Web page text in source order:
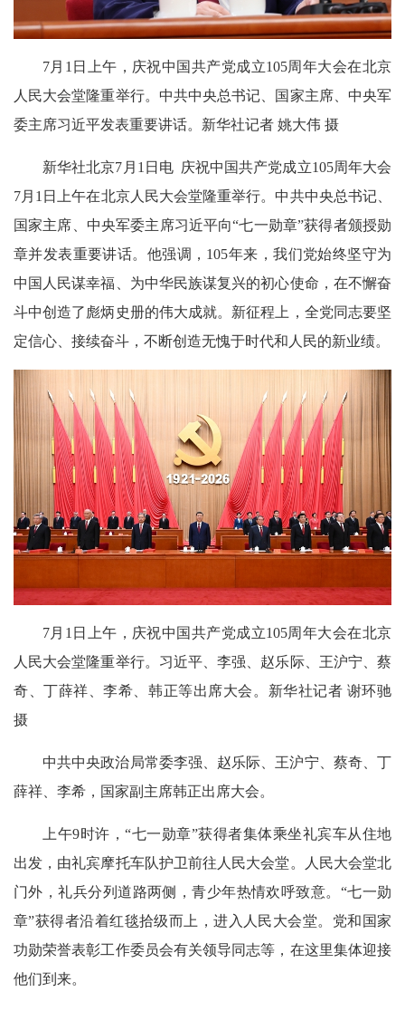
7月1日上午，庆祝中国共产党成立105周年大会在北京
人民大会堂隆重举行。中共中央总书记、国家主席、中央军
委主席习近平发表重要讲话。新华社记者 姚大伟 摄
新华社北京7月1日电 庆祝中国共产党成立105周年大会
7月1日上午在北京人民大会堂隆重举行。中共中央总书记、
国家主席、中央军委主席习近平向“七一勋章”获得者颁授勋
章并发表重要讲话。他强调，105年来，我们党始终坚守为
中国人民谋幸福、为中华民族谋复兴的初心使命，在不懈奋
斗中创造了彪炳史册的伟大成就。新征程上，全党同志要坚
定信心、接续奋斗，不断创造无愧于时代和人民的新业绩。
7月1日上午，庆祝中国共产党成立105周年大会在北京
人民大会堂隆重举行。习近平、李强、赵乐际、王沪宁、蔡
奇、丁薛祥、李希、韩正等出席大会。新华社记者 谢环驰
摄
中共中央政治局常委李强、赵乐际、王沪宁、蔡奇、丁
薛祥、李希，国家副主席韩正出席大会。
上午9时许，“七一勋章”获得者集体乘坐礼宾车从住地
出发，由礼宾摩托车队护卫前往人民大会堂。人民大会堂北
门外，礼兵分列道路两侧，青少年热情欢呼致意。“七一勋
章”获得者沿着红毯拾级而上，进入人民大会堂。党和国家
功勋荣誉表彰工作委员会有关领导同志等，在这里集体迎接
他们到来。